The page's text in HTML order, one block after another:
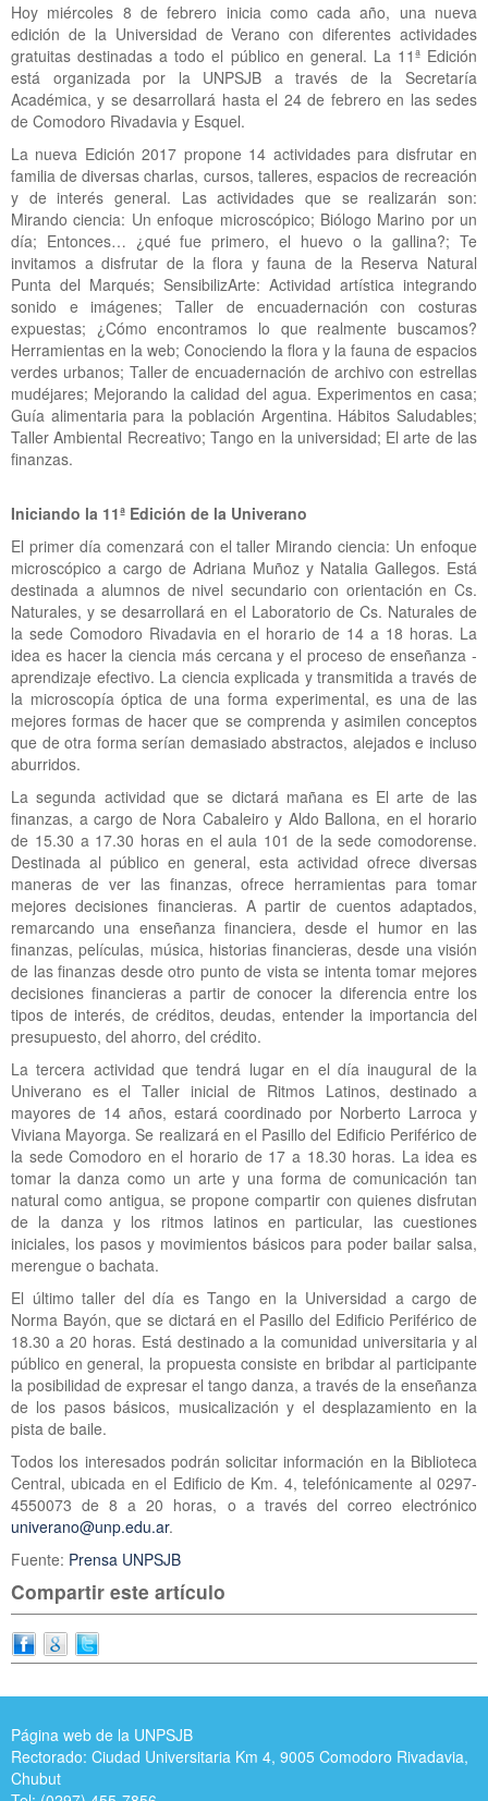
Hoy miércoles 8 de febrero inicia como cada año, una nueva
edición de la Universidad de Verano con diferentes actividades
gratuitas destinadas a todo el público en general. La 11ª Edición
está organizada por la UNPSJB a través de la Secretaría
Académica, y se desarrollará hasta el 24 de febrero en las sedes
de Comodoro Rivadavia y Esquel.
La nueva Edición 2017 propone 14 actividades para disfrutar en
familia de diversas charlas, cursos, talleres, espacios de recreación
y de interés general. Las actividades que se realizarán son:
Mirando ciencia: Un enfoque microscópico; Biólogo Marino por un
día; Entonces… ¿qué fue primero, el huevo o la gallina?; Te
invitamos a disfrutar de la flora y fauna de la Reserva Natural
Punta del Marqués; SensibilizArte: Actividad artística integrando
sonido e imágenes; Taller de encuadernación con costuras
expuestas; ¿Cómo encontramos lo que realmente buscamos?
Herramientas en la web; Conociendo la flora y la fauna de espacios
verdes urbanos; Taller de encuadernación de archivo con estrellas
mudéjares; Mejorando la calidad del agua. Experimentos en casa;
Guía alimentaria para la población Argentina. Hábitos Saludables;
Taller Ambiental Recreativo; Tango en la universidad; El arte de las
finanzas.
Iniciando la 11ª Edición de la Univerano
El primer día comenzará con el taller Mirando ciencia: Un enfoque
microscópico a cargo de Adriana Muñoz y Natalia Gallegos. Está
destinada a alumnos de nivel secundario con orientación en Cs.
Naturales, y se desarrollará en el Laboratorio de Cs. Naturales de
la sede Comodoro Rivadavia en el horario de 14 a 18 horas. La
idea es hacer la ciencia más cercana y el proceso de enseñanza -
aprendizaje efectivo. La ciencia explicada y transmitida a través de
la microscopía óptica de una forma experimental, es una de las
mejores formas de hacer que se comprenda y asimilen conceptos
que de otra forma serían demasiado abstractos, alejados e incluso
aburridos.
La segunda actividad que se dictará mañana es El arte de las
finanzas, a cargo de Nora Cabaleiro y Aldo Ballona, en el horario
de 15.30 a 17.30 horas en el aula 101 de la sede comodorense.
Destinada al público en general, esta actividad ofrece diversas
maneras de ver las finanzas, ofrece herramientas para tomar
mejores decisiones financieras. A partir de cuentos adaptados,
remarcando una enseñanza financiera, desde el humor en las
finanzas, películas, música, historias financieras, desde una visión
de las finanzas desde otro punto de vista se intenta tomar mejores
decisiones financieras a partir de conocer la diferencia entre los
tipos de interés, de créditos, deudas, entender la importancia del
presupuesto, del ahorro, del crédito.
La tercera actividad que tendrá lugar en el día inaugural de la
Univerano es el Taller inicial de Ritmos Latinos, destinado a
mayores de 14 años, estará coordinado por Norberto Larroca y
Viviana Mayorga. Se realizará en el Pasillo del Edificio Periférico de
la sede Comodoro en el horario de 17 a 18.30 horas. La idea es
tomar la danza como un arte y una forma de comunicación tan
natural como antigua, se propone compartir con quienes disfrutan
de la danza y los ritmos latinos en particular, las cuestiones
iniciales, los pasos y movimientos básicos para poder bailar salsa,
merengue o bachata.
El último taller del día es Tango en la Universidad a cargo de
Norma Bayón, que se dictará en el Pasillo del Edificio Periférico de
18.30 a 20 horas. Está destinado a la comunidad universitaria y al
público en general, la propuesta consiste en bribdar al participante
la posibilidad de expresar el tango danza, a través de la enseñanza
de los pasos básicos, musicalización y el desplazamiento en la
pista de baile.
Todos los interesados podrán solicitar información en la Biblioteca
Central, ubicada en el Edificio de Km. 4, telefónicamente al 0297-
4550073 de 8 a 20 horas, o a través del correo electrónico
univerano@unp.edu.ar.
Fuente: Prensa UNPSJB
Compartir este artículo
Página web de la UNPSJB
Rectorado: Ciudad Universitaria Km 4, 9005 Comodoro Rivadavia,
Chubut